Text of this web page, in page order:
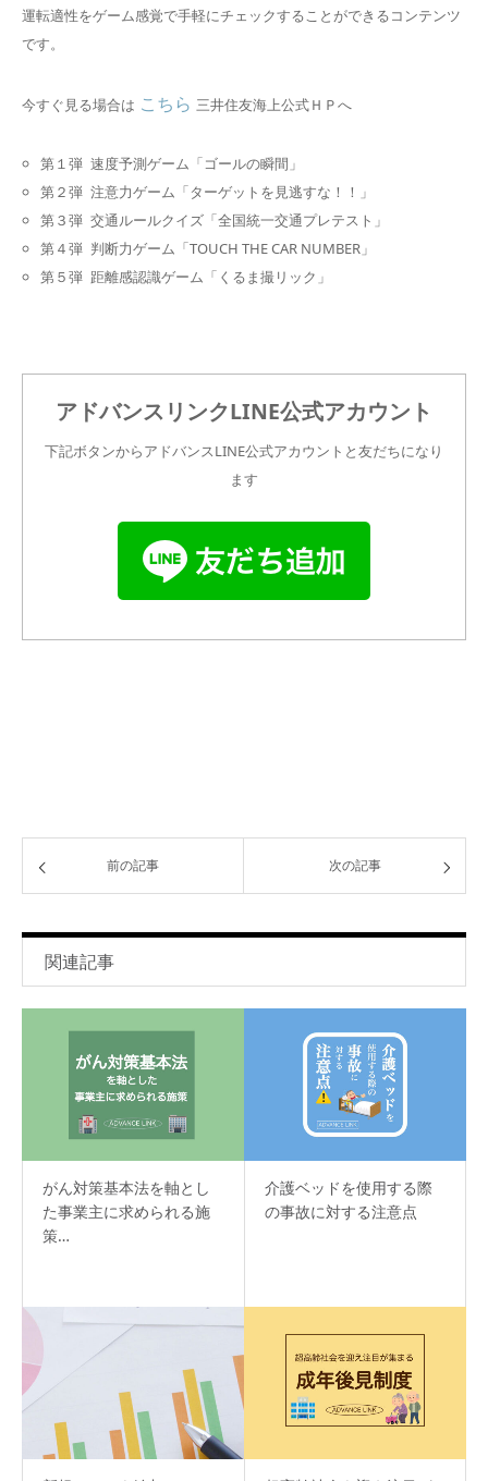
運転適性をゲーム感覚で手軽にチェックすることができるコンテンツ
です。
今すぐ見る場合は こちら 三井住友海上公式ＨＰへ
第１弾 速度予測ゲーム「ゴールの瞬間」
第２弾 注意力ゲーム「ターゲットを見逃すな！！」
第３弾 交通ルールクイズ「全国統一交通プレテスト」
第４弾 判断力ゲーム「TOUCH THE CAR NUMBER」
第５弾 距離感認識ゲーム「くるま撮リック」
アドバンスリンクLINE公式アカウント
下記ボタンからアドバンスLINE公式アカウントと友だちになり
ます
前の記事 次の記事
関連記事
がん対策基本法を軸とし
た事業主に求められる施
策…
介護ベッドを使用する際
の事故に対する注意点